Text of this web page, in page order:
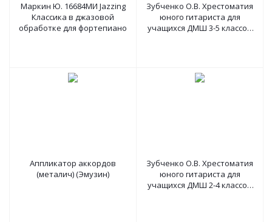
Маркин Ю. 16684МИ Jazzing
Классика в джазовой
обработке для фортепиано
Зубченко О.В. Хрестоматия
юного гитариста для
учащихся ДМШ 3-5 классов
Аппликатор аккордов
(металич) (Эмузин)
Зубченко О.В. Хрестоматия
юного гитариста для
учащихся ДМШ 2-4 классов